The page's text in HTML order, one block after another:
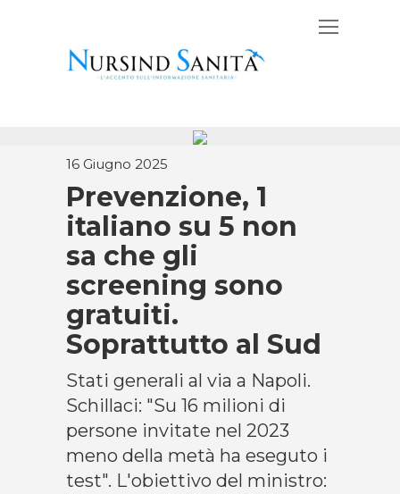
16 Giugno 2025
Prevenzione, 1
italiano su 5 non
sa che gli
screening sono
gratuiti.
Soprattutto al Sud
Stati generali al via a Napoli.
Schillaci: "Su 16 milioni di
persone invitate nel 2023
meno della metà ha eseguto i
test". L'obiettivo del ministro: